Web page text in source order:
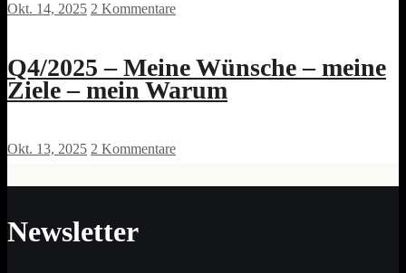
Okt. 14, 2025 2 Kommentare
Q4/2025 – Meine Wünsche – meine
Ziele – mein Warum
Okt. 13, 2025 2 Kommentare
Newsletter